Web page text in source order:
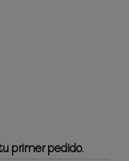
primer pedido.